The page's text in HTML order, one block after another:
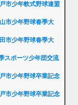
市少年軟式野球連盟
市少年野球春季大
市少年野球春季大
スポーツ少年団交流
市少年野球卒業記念
市少年野球卒業記念